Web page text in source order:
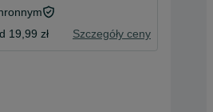
19,99 zł Szczegóły ceny